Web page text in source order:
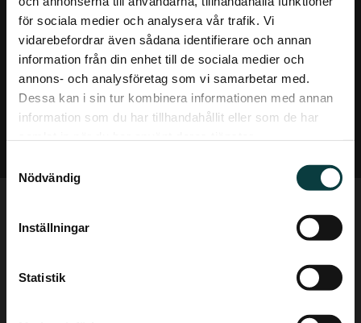
för sociala medier och analysera vår trafik. Vi
vidarebefordrar även sådana identifierare och annan
information från din enhet till de sociala medier och
annons- och analysföretag som vi samarbetar med.
Dessa kan i sin tur kombinera informationen med annan
information som du har tillhandahållit eller som de har
Nödvändig
Inställningar
Statistik